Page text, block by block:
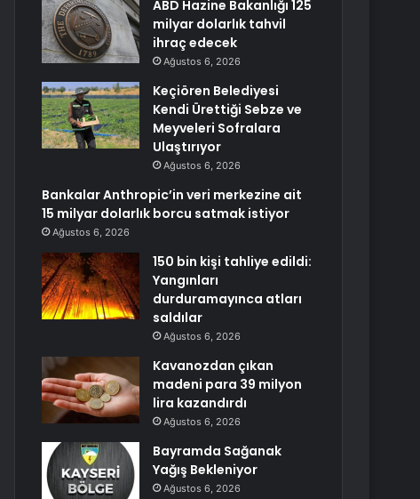
ABD Hazine Bakanlığı 125
milyar dolarlık tahvil
ihraç edecek
Ağustos 6, 2026
Keçiören Belediyesi
Kendi Ürettiği Sebze ve
Meyveleri Sofralara
Ulaştırıyor
Ağustos 6, 2026
Bankalar Anthropic’in veri merkezine ait
15 milyar dolarlık borcu satmak istiyor
Ağustos 6, 2026
150 bin kişi tahliye edildi:
Yangınları
durduramayınca atları
saldılar
Ağustos 6, 2026
Kavanozdan çıkan
madeni para 39 milyon
lira kazandırdı
Ağustos 6, 2026
Bayramda Sağanak
Yağış Bekleniyor
Ağustos 6, 2026